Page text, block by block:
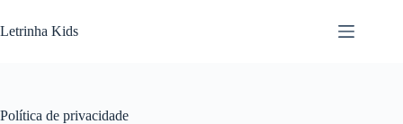
Letrinha Kids
Política de privacidade